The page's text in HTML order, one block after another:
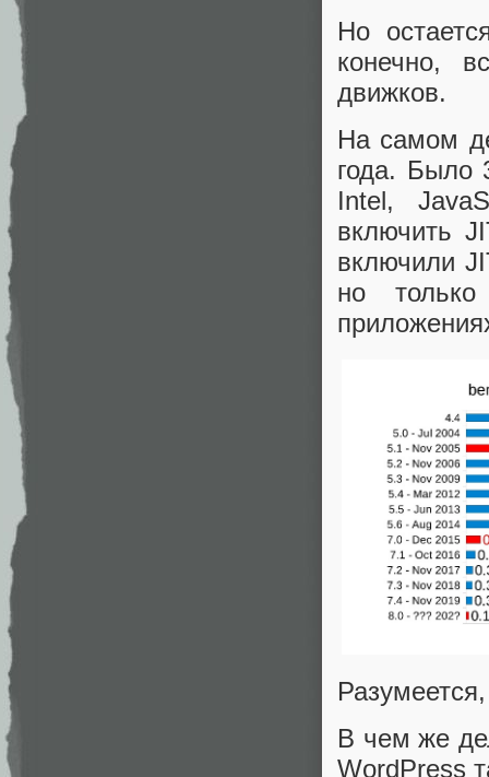
Но
конечно,
движков.
На самом
года. Было
Intel,
включить
включили
но
В чем же
WordPress